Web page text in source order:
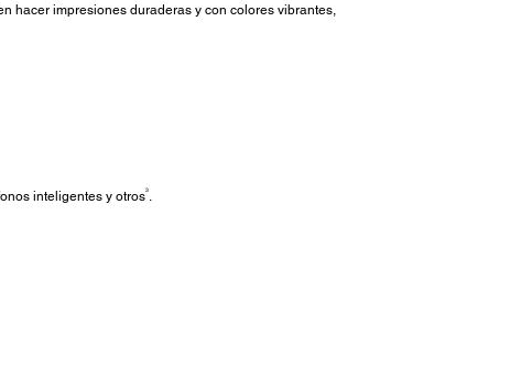
hacer impresiones duraderas y con colores vibrantes,
inteligentes y otros3.